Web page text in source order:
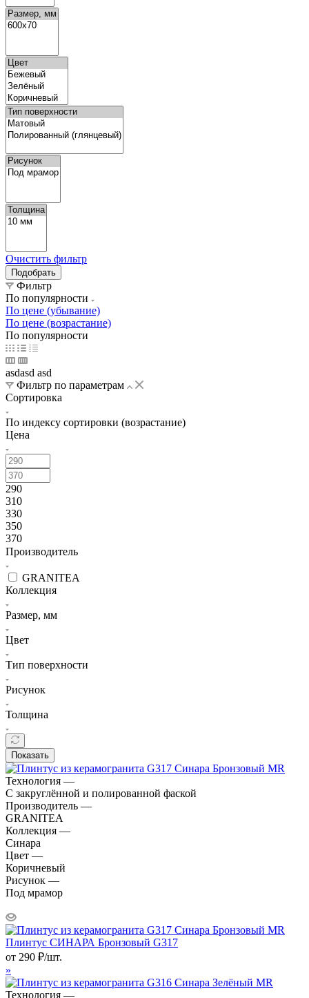
Очистить фильтр
Фильтр
По популярности
По цене (убывание)
По цене (возрастание)
По популярности
asdasd asd
Фильтр по параметрам
Сортировка
По индексу сортировки (возрастание)
Цена
290
310
330
350
370
Производитель
GRANITEA
Коллекция
Размер, мм
Цвет
Тип поверхности
Рисунок
Толщина
Показать
Технология —
С закруглённой и полированной фаской
Производитель —
GRANITEA
Коллекция —
Синара
Цвет —
Коричневый
Рисунок —
Под мрамор
Плинтус СИНАРА Бронзовый G317
от 290 ₽/шт.
»
Технология —